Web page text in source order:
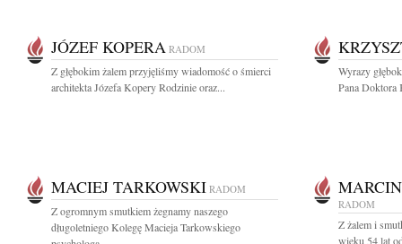
JÓZEF KOPERA RADOM
Z głębokim żalem przyjęliśmy wiadomość o śmierci
architekta Józefa Kopery Rodzinie oraz...
Wyrazy
Pana Doktora
MACIEJ TARKOWSKI RADOM
Z ogromnym smutkiem żegnamy naszego
długoletniego Kolegę Macieja Tarkowskiego
RADOM
Z żalem i
wieku 54 lat